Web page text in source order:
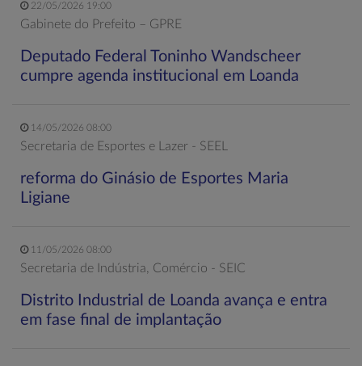
22/05/2026 19:00
Gabinete do Prefeito – GPRE
Deputado Federal Toninho Wandscheer
cumpre agenda institucional em Loanda
14/05/2026 08:00
Secretaria de Esportes e Lazer - SEEL
reforma do Ginásio de Esportes Maria
Ligiane
11/05/2026 08:00
Secretaria de Indústria, Comércio - SEIC
Distrito Industrial de Loanda avança e entra
em fase final de implantação